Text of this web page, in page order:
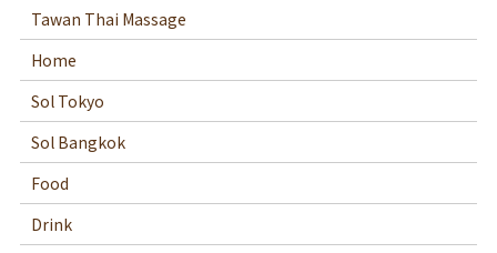
Tawan Thai Massage
Home
Sol Tokyo
Sol Bangkok
Food
Drink